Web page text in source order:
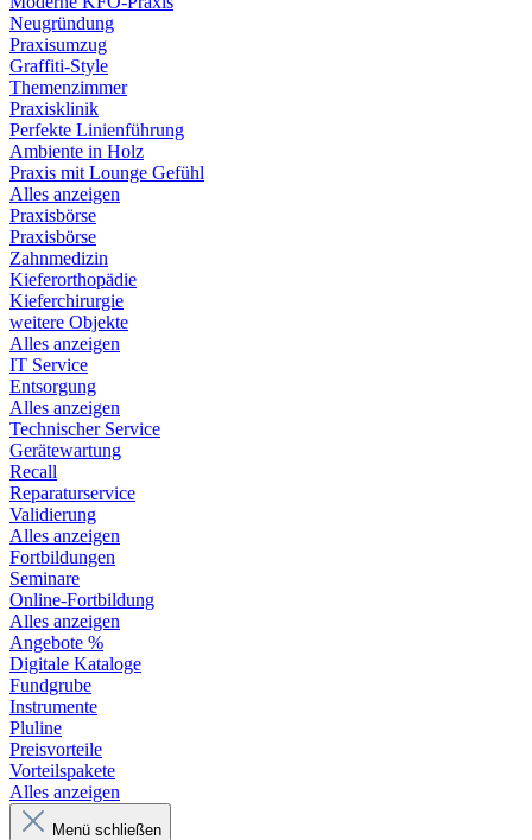
Neugründung
Praxisumzug
Graffiti-Style
Themenzimmer
Praxisklinik
Perfekte Linienführung
Ambiente in Holz
Praxis mit Lounge Gefühl
Alles anzeigen
Praxisbörse
Praxisbörse
Zahnmedizin
Kieferorthopädie
Kieferchirurgie
weitere Objekte
Alles anzeigen
IT Service
Entsorgung
Alles anzeigen
Technischer Service
Gerätewartung
Recall
Reparaturservice
Validierung
Alles anzeigen
Fortbildungen
Seminare
Online-Fortbildung
Alles anzeigen
Angebote %
Digitale Kataloge
Fundgrube
Instrumente
Pluline
Preisvorteile
Vorteilspakete
Alles anzeigen
Menü schließen